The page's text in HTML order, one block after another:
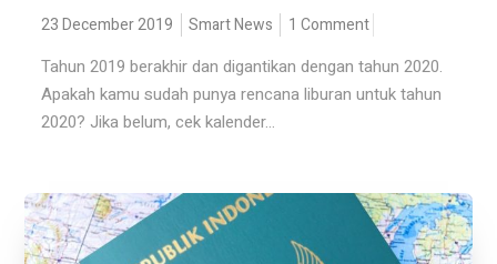
23 December 2019 Smart News 1 Comment
Tahun 2019 berakhir dan digantikan dengan tahun 2020.
Apakah kamu sudah punya rencana liburan untuk tahun
2020? Jika belum, cek kalender...